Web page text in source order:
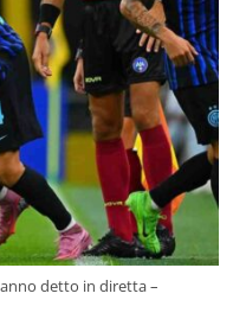
detto in diretta –